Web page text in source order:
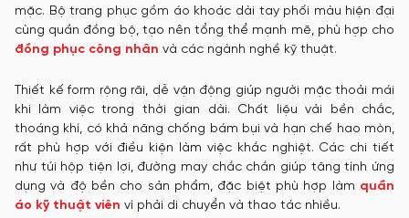
mặc. Bộ trang phục gồm áo khoác dài tay phối màu hiện đại
cùng quần đồng bộ, tạo nên tổng thể mạnh mẽ, phù hợp cho
đồng phục công nhân và các ngành nghề kỹ thuật.
Thiết kế form rộng rãi, dễ vận động giúp người mặc thoải mái
khi làm việc trong thời gian dài. Chất liệu vải bền chắc,
thoáng khí, có khả năng chống bám bụi và hạn chế hao mòn,
rất phù hợp với điều kiện làm việc khắc nghiệt. Các chi tiết
như túi hộp tiện lợi, đường may chắc chắn giúp tăng tính ứng
dụng và độ bền cho sản phẩm, đặc biệt phù hợp làm quần
áo kỹ thuật viên vì phải di chuyển và thao tác nhiều.